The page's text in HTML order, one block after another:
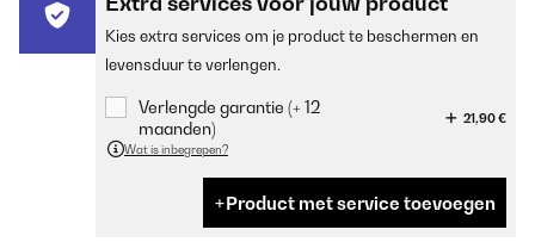
Kies extra services om je product te beschermen en
levensduur te verlengen.
Verlengde garantie (+ 12
maanden)
21,90 €
Wat is inbegrepen?
Product met service toevoegen